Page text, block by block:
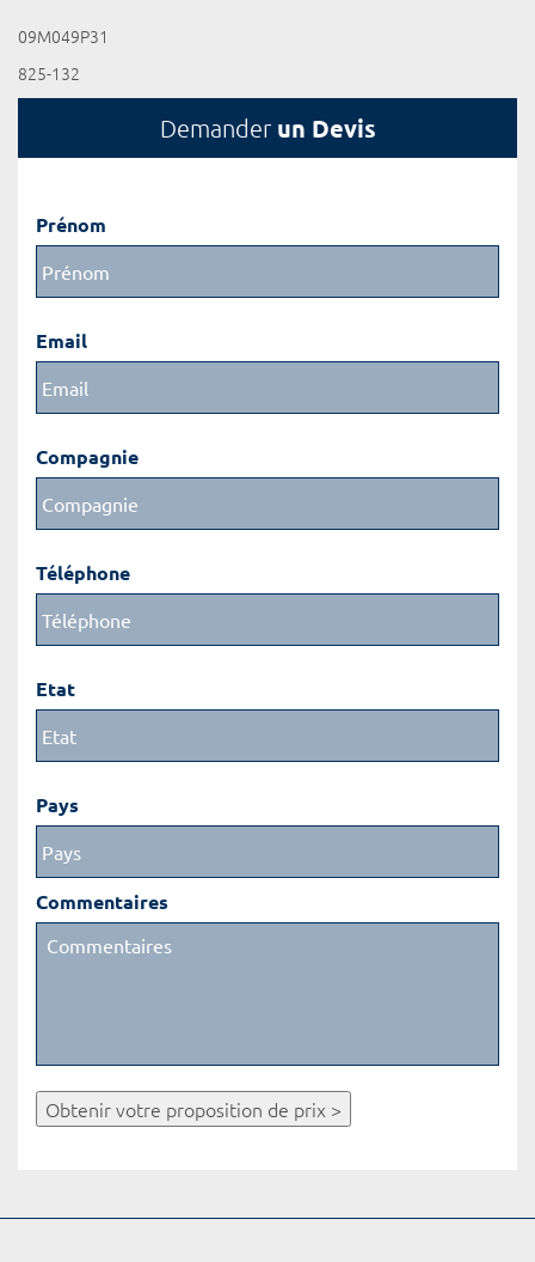
09M049P31
825-132
Demander un Devis
Prénom
Email
Compagnie
Téléphone
Etat
Pays
Commentaires
Obtenir votre proposition de prix >